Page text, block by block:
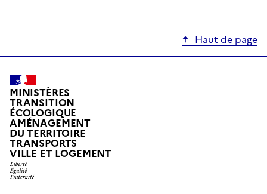
Haut de page
MINISTÈRES
TRANSITION
ÉCOLOGIQUE
AMÉNAGEMENT
DU TERRITOIRE
TRANSPORTS
VILLE ET LOGEMENT